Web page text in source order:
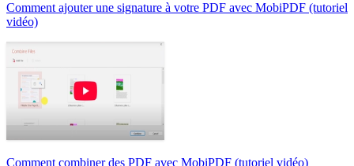
Comment ajouter une signature à votre PDF avec MobiPDF (tutoriel
vidéo)
Comment combiner des PDF avec MobiPDF (tutoriel vidéo)